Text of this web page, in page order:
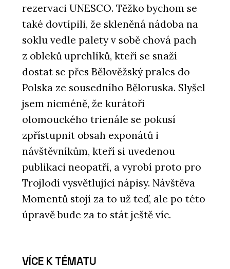
rezervaci UNESCO. Těžko bychom se
také dovtípili, že skleněná nádoba na
soklu vedle palety v sobě chová pach
z obleků uprchlíků, kteří se snaží
dostat se přes Bělověžský prales do
Polska ze sousedního Běloruska. Slyšel
jsem nicméně, že kurátoři
olomouckého trienále se pokusí
zpřístupnit obsah exponátů i
návštěvníkům, kteří si uvedenou
publikaci neopatří, a vyrobí proto pro
Trojlodí vysvětlující nápisy. Návštěva
Momentů stojí za to už teď, ale po této
úpravě bude za to stát ještě víc.
VÍCE K TÉMATU